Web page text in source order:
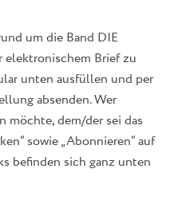
um die Band DIE
elektronischem Brief zu
unten ausfüllen und per
absenden. Wer
möchte, dem/der sei das
sowie „Abonnieren“ auf
befinden sich ganz unten